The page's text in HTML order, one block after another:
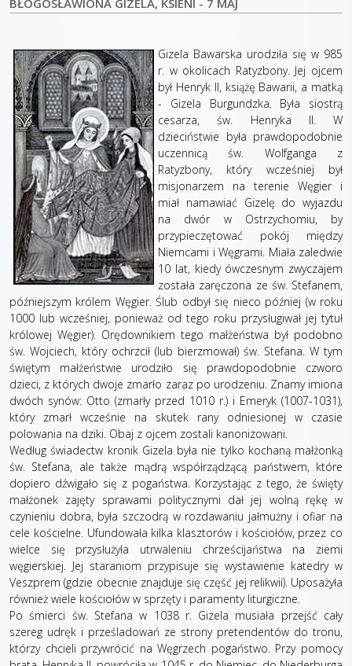
Gizela Bawarska urodziła się w 985
r. w okolicach Ratyzbony. Jej ojcem
był Henryk II, książę Bawarii, a matką
- Gizela Burgundzka. Była siostrą
cesarza, św. Henryka II. W
dzieciństwie była prawdopodobnie
uczennicą św. Wolfganga z
Ratyzbony, który wcześniej był
misjonarzem na terenie Węgier i
miał namawiać Gizelę do wyjazdu
na dwór w Ostrzychomiu, by
przypieczętować pokój między
Niemcami i Węgrami. Miała zaledwie
10 lat, kiedy ówczesnym zwyczajem
została zaręczona ze św. Stefanem,
późniejszym królem Węgier. Ślub odbył się nieco później (w roku
1000 lub wcześniej, ponieważ od tego roku przysługiwał jej tytuł
królowej Węgier). Orędownikiem tego małżeństwa był podobno
św. Wojciech, który ochrzcił (lub bierzmował) św. Stefana. W tym
świętym małżeństwie urodziło się prawdopodobnie czworo
dzieci, z których dwoje zmarło zaraz po urodzeniu. Znamy imiona
dwóch synów: Otto (zmarły przed 1010 r.) i Emeryk (1007-1031),
który zmarł wcześnie na skutek rany odniesionej w czasie
polowania na dziki. Obaj z ojcem zostali kanonizowani.
Według świadectw kronik Gizela była nie tylko kochaną małżonką
św. Stefana, ale także mądrą współrządzącą państwem, które
dopiero dźwigało się z pogaństwa. Korzystając z tego, że święty
małżonek zajęty sprawami politycznymi dał jej wolną rękę w
czynieniu dobra, była szczodrą w rozdawaniu jałmużny i ofiar na
cele kościelne. Ufundowała kilka klasztorów i kościołów, przez co
wielce się przysłużyła utrwaleniu chrześcijaństwa na ziemi
węgierskiej. Jej staraniom przypisuje się wystawienie katedry w
Veszprem (gdzie obecnie znajduje się część jej relikwii). Uposażyła
również wiele kościołów w sprzęty i paramenty liturgiczne.
Po śmierci św. Stefana w 1038 r. Gizela musiała przejść cały
szereg udręk i prześladowań ze strony pretendentów do tronu,
którzy chcieli przywrócić na Węgrzech pogaństwo. Przy pomocy